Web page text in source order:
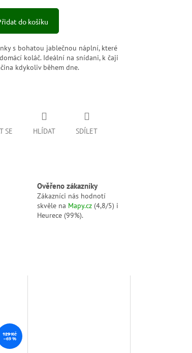
do košíku
s bohatou jablečnou náplní, které
koláč. Ideální na snídani, k čaji
kdykoliv během dne.
SE HLÍDAT SDÍLET
Ověřeno zákazníky
Zákazníci nás hodnotí
skvěle na Mapy.cz (4,8/5) i
Heurece (99%).
129 Kč
–69 %